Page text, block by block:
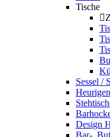
Tische
Sessel /
Design
Bar-,